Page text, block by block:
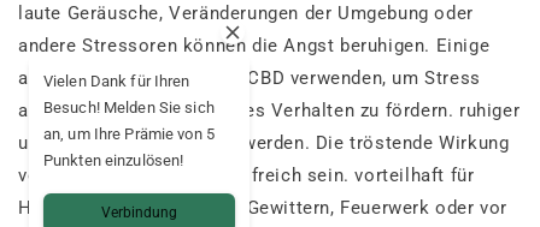
laute Geräusche, Veränderungen der Umgebung oder
andere Stressoren können die Angst beruhigen. Einige
aggressive Hunde können CBD verwenden, um Stress
abzubauen und ein ruhigeres Verhalten zu fördern. ruhiger
und weniger aggressiv zu werden. Die tröstende Wirkung
von CBD kann ebenfalls hilfreich sein. vorteilhaft für
Hunde sein, die Angst vor Gewittern, Feuerwerk oder vor
Vielen Dank für Ihren
Besuch! Melden Sie sich
an, um Ihre Prämie von 5
Punkten einzulösen!
Verbindung